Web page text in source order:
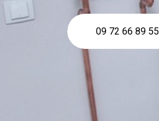
09 72 66 89 55